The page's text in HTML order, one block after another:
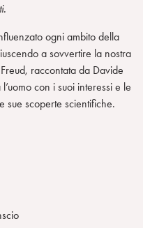
ogni ambito della
a sovvertire la nostra
raccontata da Davide
con i suoi interessi e le
sue scoperte scientifiche.